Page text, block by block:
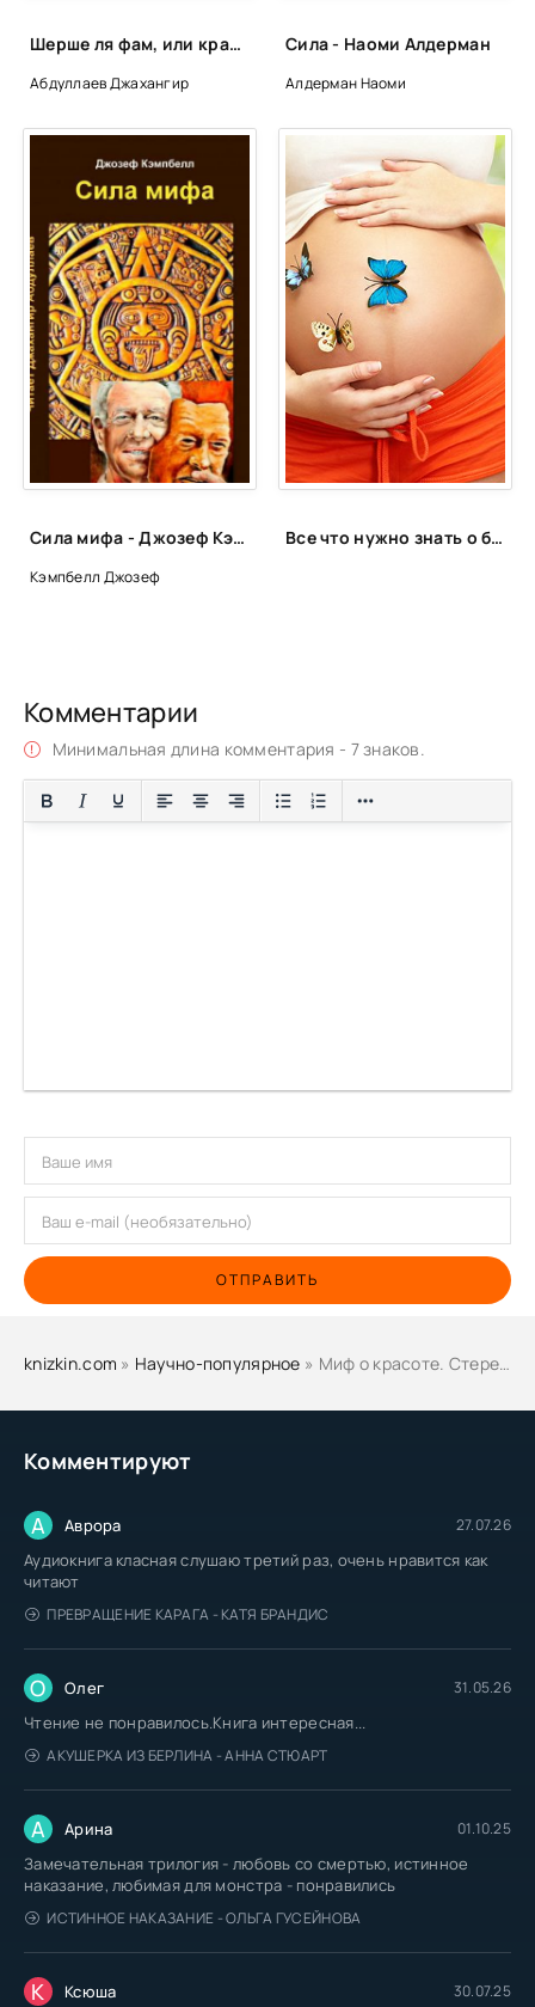
Комментируют
А Аврора 27.07.26
Аудиокнига класная слушаю третий раз, очень нравится как
читают
ПРЕВРАЩЕНИЕ КАРАГА - КАТЯ БРАНДИС
О Олег 31.05.26
Чтение не понравилось.Книга интересная...
АКУШЕРКА ИЗ БЕРЛИНА - АННА СТЮАРТ
А Арина 01.10.25
Замечательная трилогия - любовь со смертью, истинное
наказание, любимая для монстра - понравились
ИСТИННОЕ НАКАЗАНИЕ - ОЛЬГА ГУСЕЙНОВА
К Ксюша 30.07.25
Шерше ля фам, или красные розы - Джангир
Абдуллаев Джахангир
Сила - Наоми Алдерман
Алдерман Наоми
Сила мифа - Джозеф Кэмпбелл
Кэмпбелл Джозеф
Все что нужно знать о беременности и родах
Комментарии
Минимальная длина комментария - 7 знаков.
ОТПРАВИТЬ
knizkin.com » Научно-популярное » Миф о красоте. Стереотипы против женщин - Наоми Вульф